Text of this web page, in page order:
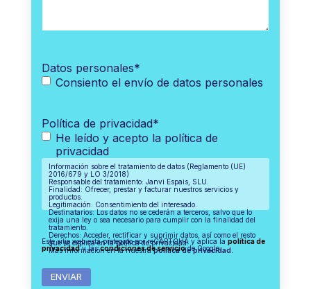
Datos personales*
Consiento el envío de datos personales
Política de privacidad*
He leído y acepto la política de
privacidad
Información sobre el tratamiento de datos (Reglamento (UE)
2016/679 y LO 3/2018)
Responsable del tratamiento: Janvi Espais, SLU.
Finalidad: Ofrecer, prestar y facturar nuestros servicios y
productos.
Legitimación: Consentimiento del interesado.
Destinatarios: Los datos no se cederán a terceros, salvo que lo
exija una ley o sea necesario para cumplir con la finalidad del
tratamiento.
Derechos: Acceder, rectificar y suprimir datos, así como el resto
que se explica en la política de privacidad.
Más información en la nuestrapolítica de privacidad.
Este sitio web está protegido por reCAPTCHA y aplica la política de
privacidady lascondiciones de serviciode Google.